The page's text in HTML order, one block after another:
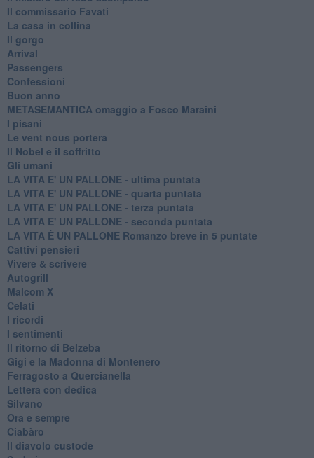
Il commissario Favati
La casa in collina
Il gorgo
Arrival
Passengers
Confessioni
Buon anno
METASEMANTICA omaggio a Fosco Maraini
I pisani
Le vent nous portera
Il Nobel e il soffritto
Gli umani
LA VITA E' UN PALLONE - ultima puntata
LA VITA E' UN PALLONE - quarta puntata
LA VITA E' UN PALLONE - terza puntata
LA VITA E' UN PALLONE - seconda puntata
LA VITA È UN PALLONE Romanzo breve in 5 puntate
Cattivi pensieri
Vivere & scrivere
Autogrill
Malcom X
Celati
I ricordi
I sentimenti
Il ritorno di Belzeba
Gigi e la Madonna di Montenero
Ferragosto a Quercianella
Lettera con dedica
Silvano
Ora e sempre
Ciabàro
Il diavolo custode